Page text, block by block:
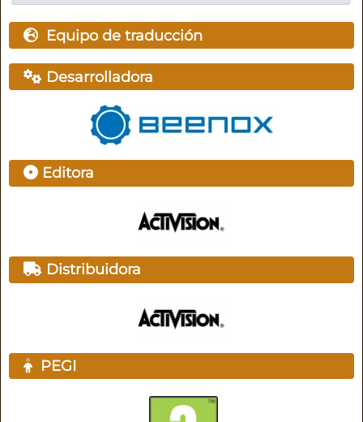
Equipo de traducción
Desarrolladora
Editora
Distribuidora
PEGI